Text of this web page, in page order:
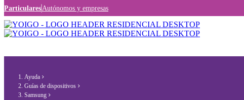
Particulares Autónomos y empresas
Ayuda
Guías de dispositivos
Samsung